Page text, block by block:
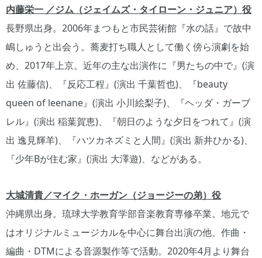
内藤栄一 ／ジム（ジェイムズ・タイローン・ジュニア）役
長野県出身。2006年まつもと市民芸術館『水の話』で故中
嶋しゅうと出会う。蕎麦打ち職人として働く傍ら演劇を始
め、2017年上京。近年の主な出演作に『男たちの中で』(演
出 佐藤信)、『反応工程』(演出 千葉哲也)、『beauty
queen of leenane』(演出 小川絵梨子)、『ヘッダ・ガーブ
レル』(演出 稲葉賀恵)、『朝日のような夕日をつれて』(演
出 逸見輝羊)、『ハツカネズミと人間』(演出 新井ひかる)、
『少年Bが住む家』(演出 大澤遊)、などがある。
大城清貴／マイク・ホーガン（ジョージーの弟）役
沖縄県出身。琉球大学教育学部音楽教育専修卒業。地元で
はオリジナルミュージカルを中心に舞台出演の他、作曲・
編曲・DTMによる音源製作等で活動。2020年4月より舞台